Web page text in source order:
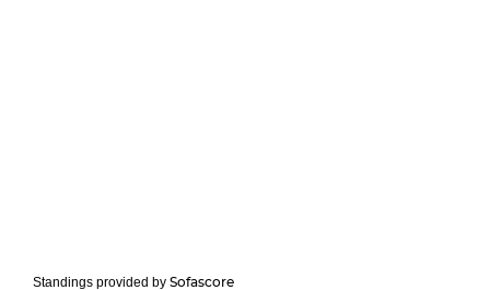
Standings provided by Sofascore